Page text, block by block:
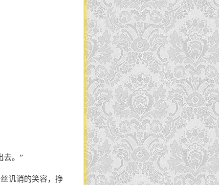
去。”
讥诮的笑容，挣